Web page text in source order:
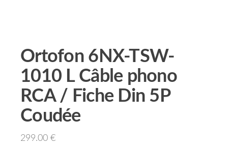
Ortofon 6NX-TSW-
1010 L Câble phono
RCA / Fiche Din 5P
Coudée
299.00 €